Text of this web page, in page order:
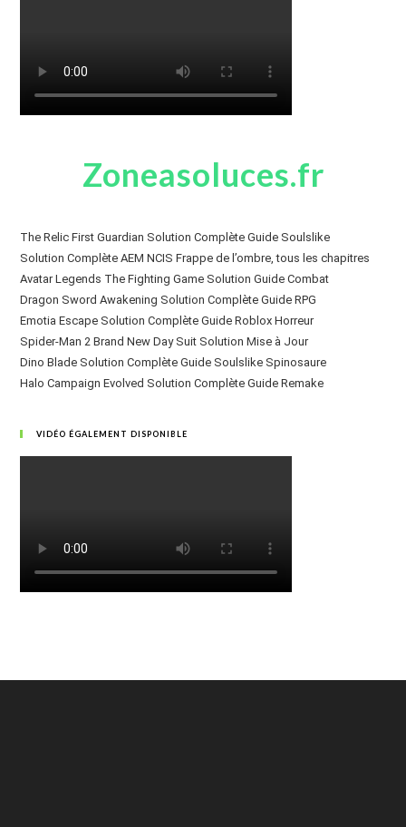
Zoneasoluces.fr
The Relic First Guardian Solution Complète Guide Soulslike
Solution Complète AEM NCIS Frappe de l’ombre, tous les chapitres
Avatar Legends The Fighting Game Solution Guide Combat
Dragon Sword Awakening Solution Complète Guide RPG
Emotia Escape Solution Complète Guide Roblox Horreur
Spider-Man 2 Brand New Day Suit Solution Mise à Jour
Dino Blade Solution Complète Guide Soulslike Spinosaure
Halo Campaign Evolved Solution Complète Guide Remake
VIDÉO ÉGALEMENT DISPONIBLE